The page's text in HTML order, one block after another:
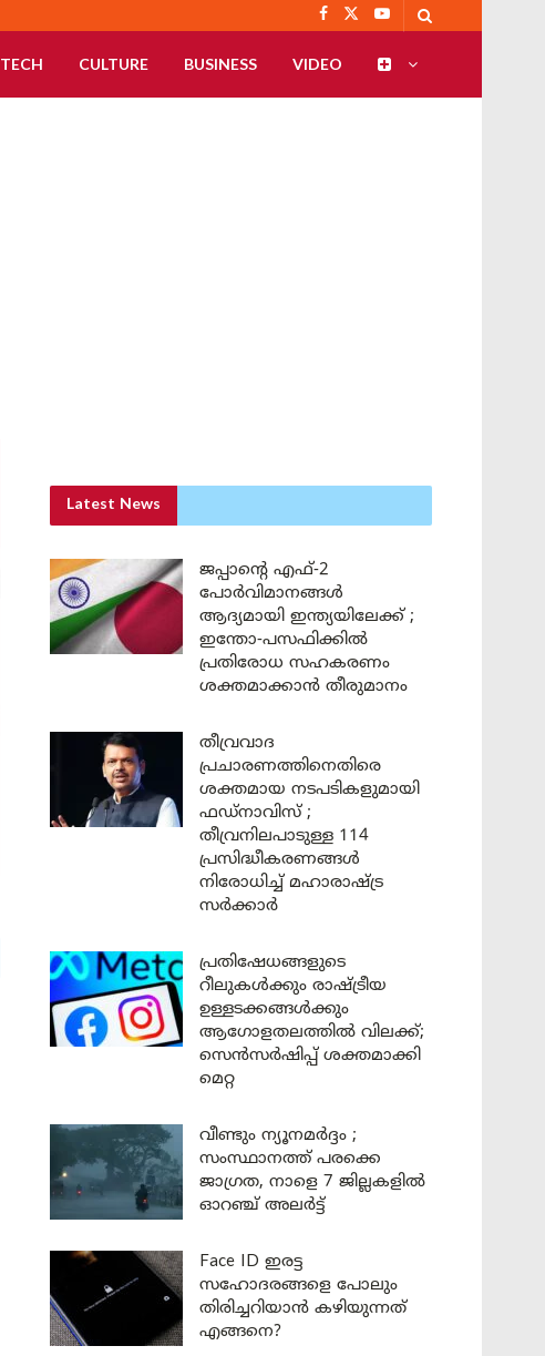
TECH CULTURE BUSINESS VIDEO
Latest News
ജപ്പാന്റെ എഫ്-2
പോർവിമാനങ്ങൾ
ആദ്യമായി ഇന്ത്യയിലേക്ക് ;
ഇന്തോ-പസഫിക്കിൽ
പ്രതിരോധ സഹകരണം
ശക്തമാക്കാൻ തീരുമാനം
തീവ്രവാദ
പ്രചാരണത്തിനെതിരെ
ശക്തമായ നടപടികളുമായി
ഫഡ്നാവിസ് ;
തീവ്രനിലപാടുള്ള 114
പ്രസിദ്ധീകരണങ്ങൾ
നിരോധിച്ച് മഹാരാഷ്ട്ര
സർക്കാർ
പ്രതിഷേധങ്ങളുടെ
റീലുകൾക്കും രാഷ്ട്രീയ
ഉള്ളടക്കങ്ങൾക്കും
ആഗോളതലത്തിൽ വിലക്ക്;
സെൻസർഷിപ്പ് ശക്തമാക്കി
മെറ്റ
വീണ്ടും ന്യൂനമർദ്ദം ;
സംസ്ഥാനത്ത് പരക്കെ
ജാഗ്രത, നാളെ 7 ജില്ലകളിൽ
ഓറഞ്ച് അലർട്ട്
Face ID ഇരട്ട
സഹോദരങ്ങളെ പോലും
തിരിച്ചറിയാൻ കഴിയുന്നത്
എങ്ങനെ?